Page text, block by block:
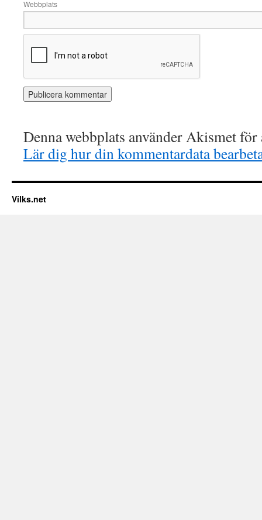
Webbplats
Denna webbplats använder Akismet
Lär dig hur din kommentardata
Vilks.net